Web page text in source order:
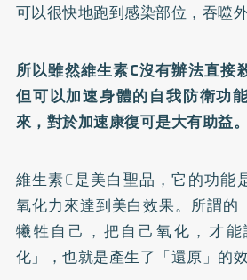
可以很快地跑到感染部位，吞噬外
所以雖然維生素C沒有辦法直接
但可以加速身體的自我防衛功
來，對於加速康復可是大有助益。
維生素C是美白聖品，它的功能
氧化力來達到美白效果。所謂的
犧牲自己，把自己氧化，才
化」，也就是產生了「還原」的效